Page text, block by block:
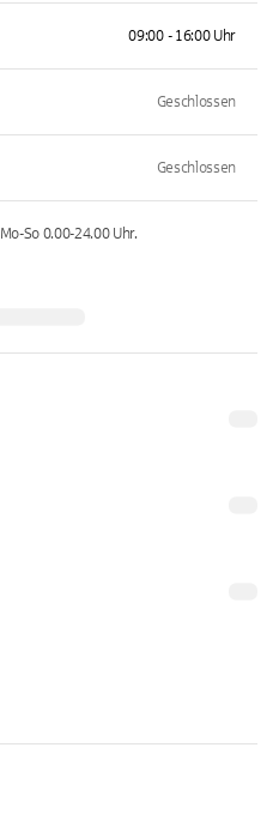
09:00 - 16:00 Uhr
Geschlossen
Geschlossen
Mo-So 0.00-24.00Uhr.